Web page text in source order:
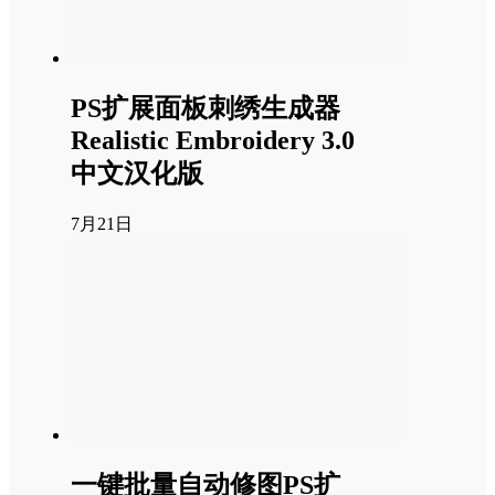
PS扩展面板刺绣生成器
Realistic Embroidery 3.0
中文汉化版
7月21日
一键批量自动修图PS扩